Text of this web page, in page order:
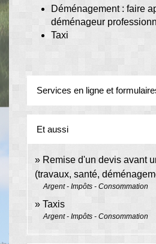
Déménagement : faire
déménageur
Taxi
Services en ligne et
Et aussi
Remise d'un devis avant
(travaux, santé,
Argent - Impôts - Consommation
Taxis
Argent - Impôts - Consommation